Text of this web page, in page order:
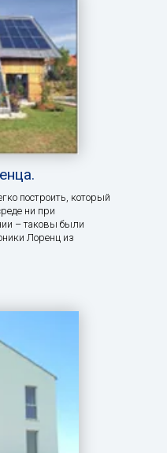
построить, который
ни при
– таковы были
Лоренц из